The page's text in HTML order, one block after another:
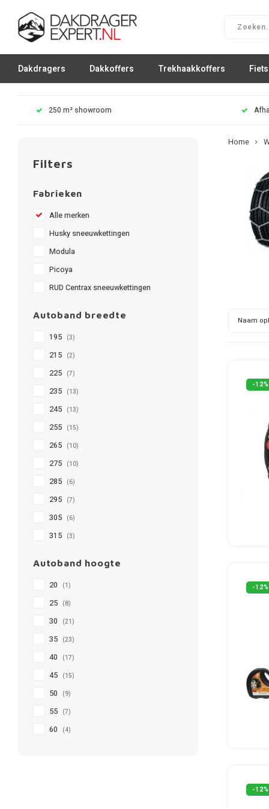
Dakdragers Dakkoffers Trekhaakkoffers
250 m² showroom
Filters
Fabrieken
Alle merken
Husky sneeuwkettingen
Modula
Picoya
RUD Centrax sneeuwkettingen
Autoband breedte
195 (3)
215 (2)
225 (7)
235 (13)
245 (13)
255 (15)
265 (10)
275 (10)
285 (6)
295 (7)
305 (6)
315 (3)
Autoband hoogte
20 (1)
25 (8)
30 (21)
35 (23)
40 (17)
45 (15)
50 (9)
55 (7)
60 (4)
Home
Naam
-12%
-12%
-12%